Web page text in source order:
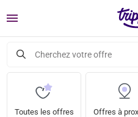
Menu
Cherchez votre offre
Toutes les offres Offres à